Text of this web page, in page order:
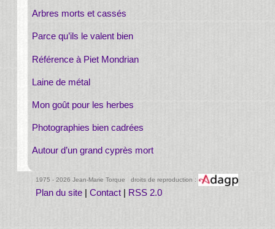
Arbres morts et cassés
Parce qu’ils le valent bien
Référence à Piet Mondrian
Laine de métal
Mon goût pour les herbes
Photographies bien cadrées
Autour d’un grand cyprès mort
1975 - 2026 Jean-Marie Torque droits de reproduction :
Plan du site |Contact | RSS 2.0